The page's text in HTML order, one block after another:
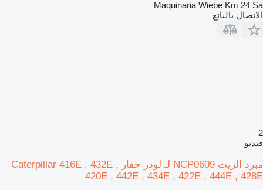
Maquinaria Wiebe Km 24 Sa
الاتصال بالبائع
2
فيديو
مبرد الزيت NCP0609 لـ لودر حفار Caterpillar 416E , 432E ,
420E , 442E , 434E , 422E , 444E , 428E